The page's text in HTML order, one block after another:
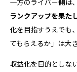
一方のライバー側は、
ランクアップを果た
化を目指すうえでも
てもらえるか」は大
収益化を目的としな